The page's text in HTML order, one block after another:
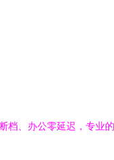
档、办公零延迟，专业